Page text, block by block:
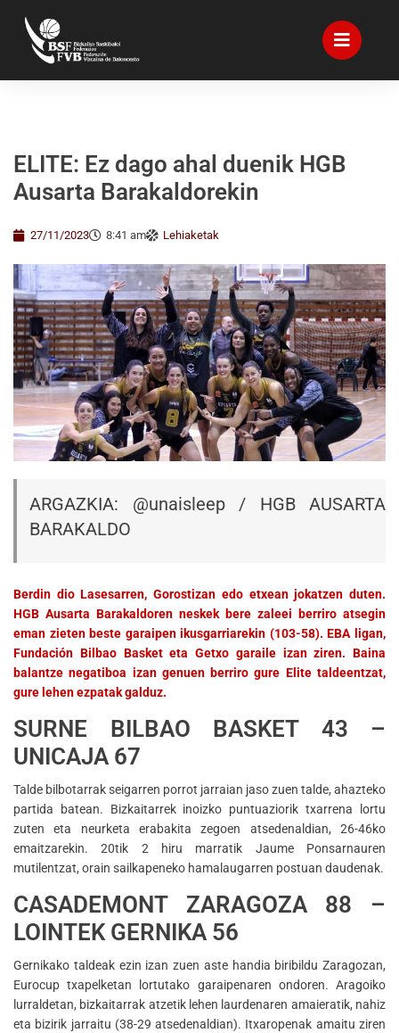
ELITE: Ez dago ahal duenik HGB
Ausarta Barakaldorekin
27/11/2023 8:41 am Lehiaketak
ARGAZKIA: @unaisleep/ HGB AUSARTA
BARAKALDO
Berdin dio Lasesarren, Gorostizan edo etxean jokatzen duten.
HGB Ausarta Barakaldoren neskek bere zaleei berriro atsegin
eman zieten beste garaipen ikusgarriarekin (103-58). EBA ligan,
Fundación Bilbao Basket eta Getxo garaile izan ziren. Baina
balantze negatiboa izan genuen berriro gure Elite taldeentzat,
gure lehen ezpatak galduz.
SURNE BILBAO BASKET 43 –
UNICAJA 67
Talde bilbotarrak seigarren porrot jarraian jaso zuen talde, ahazteko
partida batean. Bizkaitarrek inoizko puntuaziorik txarrena lortu
zuten eta neurketa erabakita zegoen atsedenaldian, 26-46ko
emaitzarekin. 20tik 2 hiru marratik Jaume Ponsarnauren
mutilentzat, orain sailkapeneko hamalaugarren postuan daudenak.
CASADEMONT ZARAGOZA 88 –
LOINTEK GERNIKA 56
Gernikako taldeak ezin izan zuen aste handia biribildu Zaragozan,
Eurocup txapelketan lortutako garaipenaren ondoren. Aragoiko
lurraldetan, bizkaitarrak atzetik lehen laurdenaren amaieratik, nahiz
eta bizirik jarraitu (38-29 atsedenaldian). Itxaropenak amaitu ziren